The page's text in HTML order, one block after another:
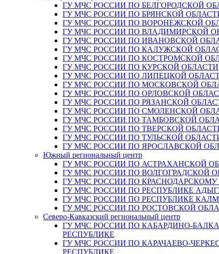
ГУ МЧС РОССИИ ПО БЕЛГОРОДСКОЙ
ГУ МЧС РОССИИ ПО БРЯНСКОЙ
ГУ МЧС РОССИИ ПО ВОРОНЕЖСКОЙ
ГУ МЧС РОССИИ ПО ВЛАДИМИРСКОЙ
ГУ МЧС РОССИИ ПО ИВАНОВСКОЙ
ГУ МЧС РОССИИ ПО КАЛУЖСКОЙ
ГУ МЧС РОССИИ ПО КОСТРОМСКОЙ
ГУ МЧС РОССИИ ПО КУРСКОЙ ОБЛАСТИ
ГУ МЧС РОССИИ ПО ЛИПЕЦКОЙ
ГУ МЧС РОССИИ ПО МОСКОВСКОЙ
ГУ МЧС РОССИИ ПО ОРЛОВСКОЙ
ГУ МЧС РОССИИ ПО РЯЗАНСКОЙ
ГУ МЧС РОССИИ ПО СМОЛЕНСКОЙ
ГУ МЧС РОССИИ ПО ТАМБОВСКОЙ
ГУ МЧС РОССИИ ПО ТВЕРСКОЙ
ГУ МЧС РОССИИ ПО ТУЛЬСКОЙ
ГУ МЧС РОССИИ ПО ЯРОСЛАВСКОЙ
Южный региональный центр
ГУ МЧС РОССИИ ПО АСТРАХАНСКОЙ
ГУ МЧС РОССИИ ПО ВОЛГОГРАДСКОЙ
ГУ МЧС РОССИИ ПО
ГУ МЧС РОССИИ ПО РЕСПУБЛИКЕ
ГУ МЧС РОССИИ ПО РЕСПУБЛИКЕ
ГУ МЧС РОССИИ ПО РОСТОВСКОЙ
Северо-Кавказский региональный центр
ГУ МЧС РОССИИ ПО КАБАРДИНО-
РЕСПУБЛИКЕ
ГУ МЧС РОССИИ ПО КАРАЧАЕВО-
РЕСПУБЛИКЕ